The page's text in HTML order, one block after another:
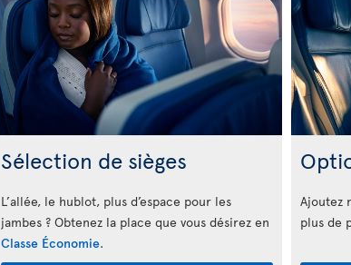
Sélection de sièges
L’allée, le hublot, plus d’espace pour les
jambes ? Obtenez la place que vous désirez en
Classe Économie.
Ajoutez
plus de